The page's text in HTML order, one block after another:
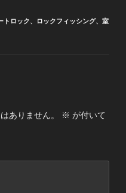
トロック、 ロックフィッシング、 室
ありません。 ※ が付いて